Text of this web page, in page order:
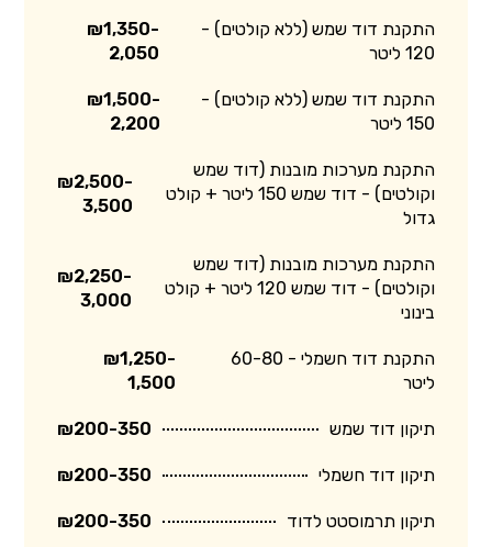
התקנת דוד שמש (ללא קולטים) -
120 ליטר
₪1,350-
2,050
התקנת דוד שמש (ללא קולטים) -
150 ליטר
₪1,500-
2,200
התקנת מערכות מובנות (דוד שמש
וקולטים) - דוד שמש 150 ליטר + קולט
גדול
₪2,500-
3,500
התקנת מערכות מובנות (דוד שמש
וקולטים) - דוד שמש 120 ליטר + קולט
בינוני
₪2,250-
3,000
התקנת דוד חשמלי - 60-80
ליטר
₪1,250-
1,500
תיקון דוד שמש ₪200-350
תיקון דוד חשמלי ₪200-350
תיקון תרמוסטט לדוד ₪200-350